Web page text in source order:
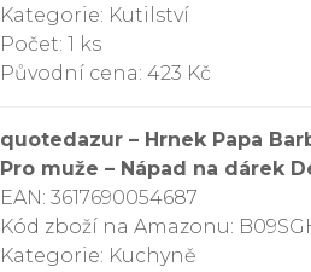
Kategorie: Kutilství
Počet: 1 ks
Původní cena: 423 Kč
quotedazur – Hrnek Papa
Pro muže – Nápad na dárek
EAN: 3617690054687
Kód zboží na Amazonu:
Kategorie: Kuchyně